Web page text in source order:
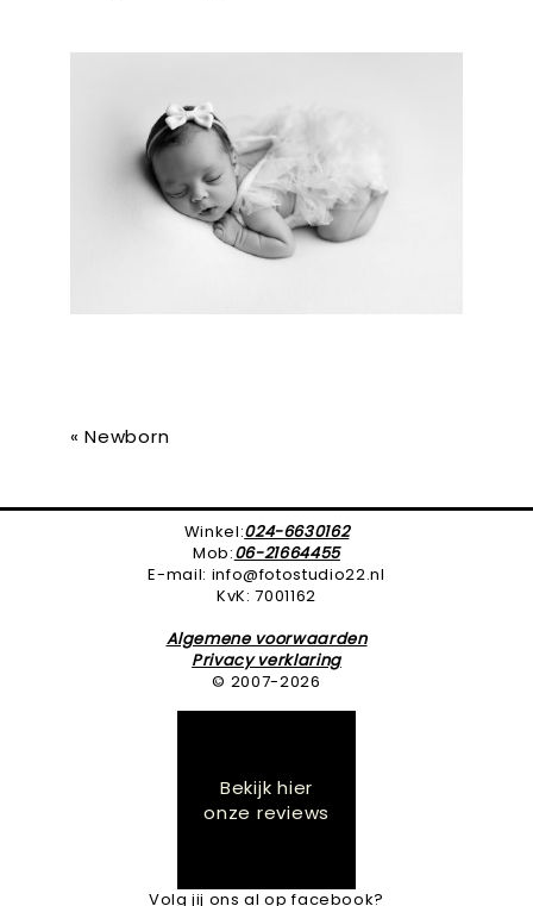
« Newborn
Winkel:024-6630162
Mob:06-21664455
E-mail: info@fotostudio22.nl
KvK: 7001162
Algemene voorwaarden
Privacy verklaring
© 2007-2026
Bekijk hier
onze reviews
Volg jij ons al op facebook?